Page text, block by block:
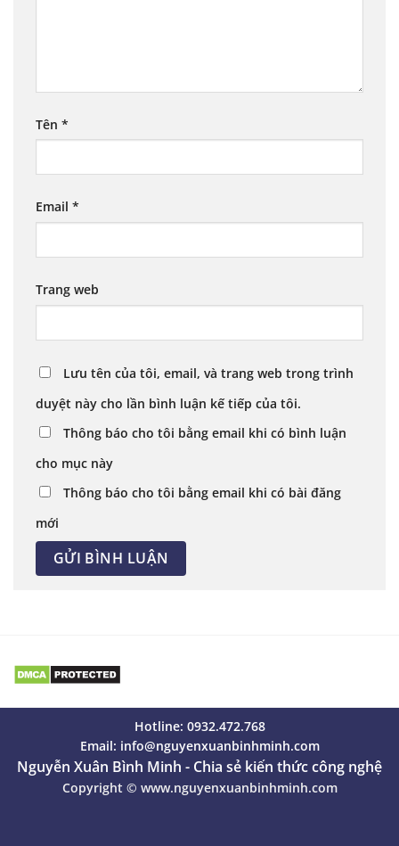
Tên *
Email *
Trang web
Lưu tên của tôi, email, và trang web trong trình
duyệt này cho lần bình luận kế tiếp của tôi.
Thông báo cho tôi bằng email khi có bình luận
cho mục này
Thông báo cho tôi bằng email khi có bài đăng
mới
Hotline: 0932.472.768
Email: info@nguyenxuanbinhminh.com
Nguyễn Xuân Bình Minh - Chia sẻ kiến thức công nghệ
Copyright © www.nguyenxuanbinhminh.com